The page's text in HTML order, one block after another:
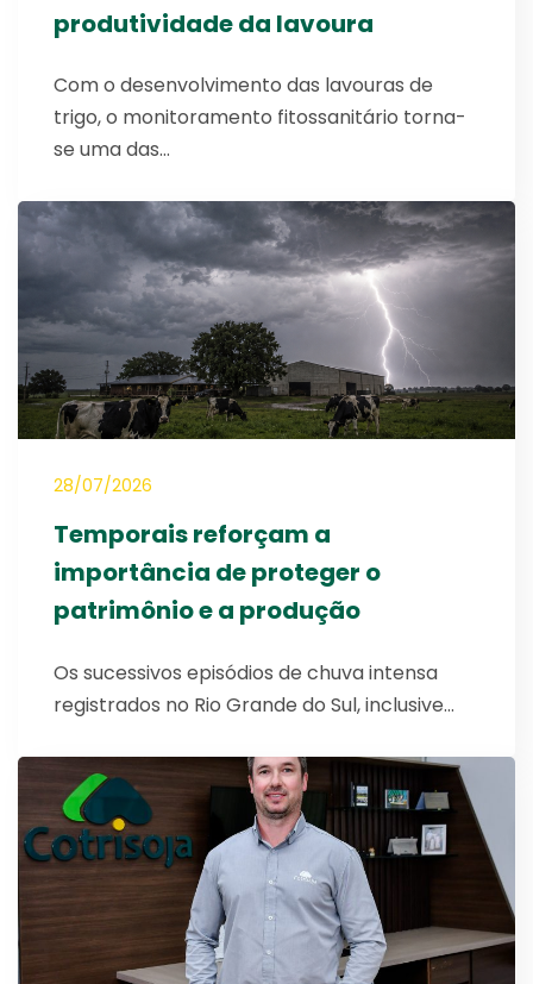
produtividade da lavoura
Com o desenvolvimento das lavouras de
trigo, o monitoramento fitossanitário torna-
se uma das…
28/07/2026
Temporais reforçam a
importância de proteger o
patrimônio e a produção
Os sucessivos episódios de chuva intensa
registrados no Rio Grande do Sul, inclusive…